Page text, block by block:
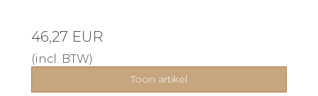
46,27 EUR
(incl. BTW)
Toon artikel